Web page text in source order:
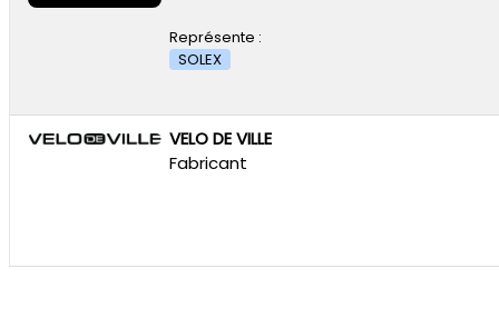
Représente :
SOLEX
VELO DE VILLE
Fabricant